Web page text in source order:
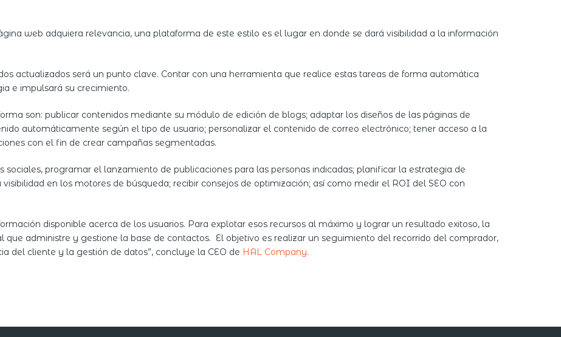
web adquiera relevancia, una plataforma de este estilo es el lugar en donde se dará visibilidad a la información
actualizados será un punto clave. Contar con una herramienta que realice estas tareas de forma automática
e impulsará su crecimiento.
son: publicar contenidos mediante su módulo de edición de blogs; adaptar los diseños de las páginas de
automáticamente según el tipo de usuario; personalizar el contenido de correo electrónico; tener acceso a la
con el fin de crear campañas segmentadas.
sociales, programar el lanzamiento de publicaciones para las personas indicadas; planificar la estrategia de
en los motores de búsqueda; recibir consejos de optimización; así como medir el ROI del SEO con
disponible acerca de los usuarios. Para explotar esos recursos al máximo y lograr un resultado exitoso, la
administre y gestione la base de contactos. El objetivo es realizar un seguimiento del recorrido del comprador,
del cliente y la gestión de datos”, concluye la CEO de HAL Company.